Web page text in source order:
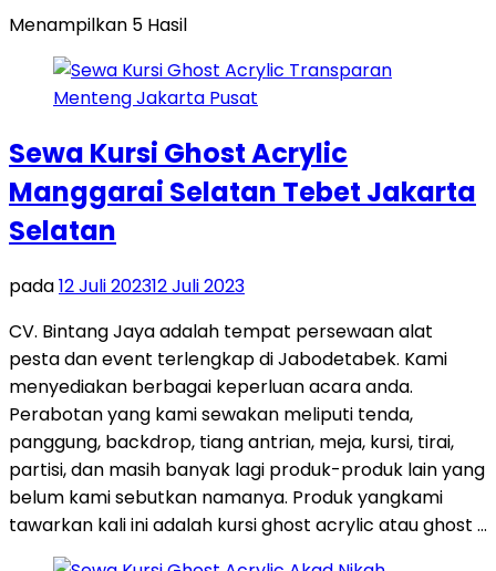
Menampilkan 5 Hasil
Sewa Kursi Ghost Acrylic
Manggarai Selatan Tebet Jakarta
Selatan
pada12 Juli 202312 Juli 2023
CV. Bintang Jaya adalah tempat persewaan alat
pesta dan event terlengkap di Jabodetabek. Kami
menyediakan berbagai keperluan acara anda.
Perabotan yang kami sewakan meliputi tenda,
panggung, backdrop, tiang antrian, meja, kursi, tirai,
partisi, dan masih banyak lagi produk-produk lain yang
belum kami sebutkan namanya. Produk yangkami
tawarkan kali ini adalah kursi ghost acrylic atau ghost …